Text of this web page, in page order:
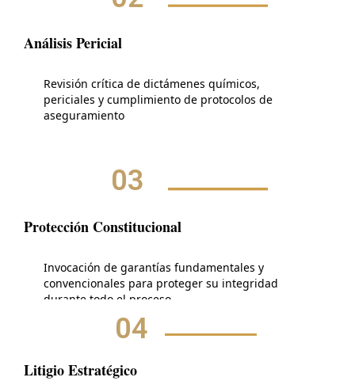
Análisis Pericial
Revisión crítica de dictámenes químicos,
periciales y cumplimiento de protocolos de
aseguramiento
03
Protección Constitucional
Invocación de garantías fundamentales y
convencionales para proteger su integridad
durante todo el proceso
04
Litigio Estratégico